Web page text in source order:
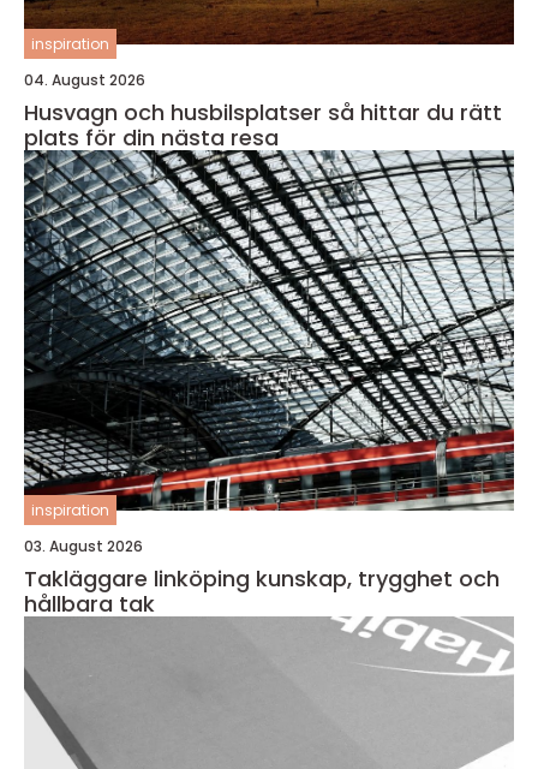
inspiration
04. August 2026
Husvagn och husbilsplatser så hittar du rätt
plats för din nästa resa
inspiration
03. August 2026
Takläggare linköping kunskap, trygghet och
hållbara tak